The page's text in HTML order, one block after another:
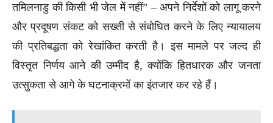
तमिलनाडु की किसी भी जेल में नहीं” – अपने निर्देशों को लागू करने
और प्रदूषण संकट को सख्ती से संबोधित करने के लिए न्यायालय
की प्रतिबद्धता को रेखांकित करती है। इस मामले पर जल्द ही
विस्तृत निर्णय आने की उम्मीद है, क्योंकि हितधारक और जनता
उत्सुकता से आगे के घटनाक्रमों का इंतजार कर रहे हैं।